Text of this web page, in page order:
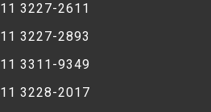
11 3227-2611
11 3227-2893
11 3311-9349
11 3228-2017